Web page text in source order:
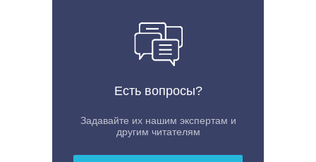
Есть вопросы?
Задавайте их нашим экспертам и
другим читателям